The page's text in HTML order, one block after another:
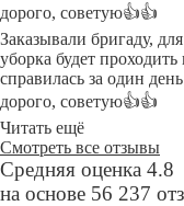
дорого, советую👍👍
Заказывали бригаду,
уборка будет
справилась за один
дорого, советую👍👍
Читать ещё
Смотреть все отзывы
Средняя оценка 4.8
на основе 56 237